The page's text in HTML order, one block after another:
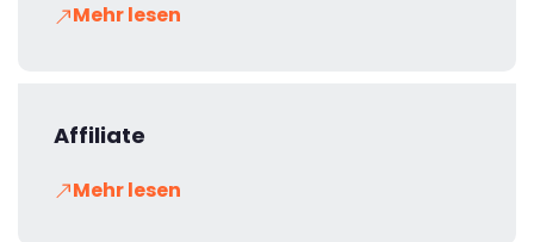
Mehr lesen
Affiliate
Mehr lesen